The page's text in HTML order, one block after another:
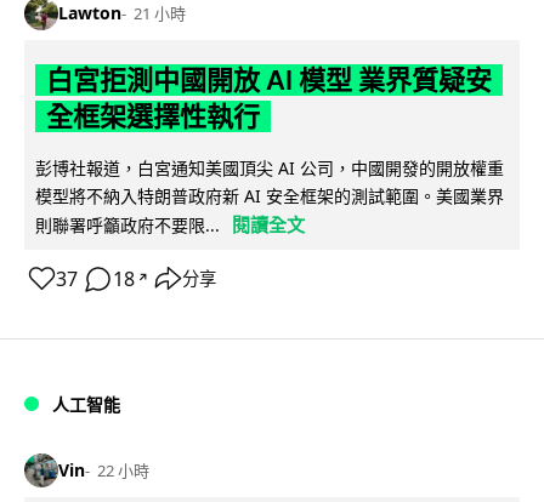
Lawton 21 小時
白宮拒測中國開放 AI 模型 業界質疑安
全框架選擇性執行
彭博社報道，白宮通知美國頂尖 AI 公司，中國開發的開放權重
模型將不納入特朗普政府新 AI 安全框架的測試範圍。美國業界
則聯署呼籲政府不要限...
閱讀全文
37 18 ↗ 分享
人工智能
Vin 22 小時